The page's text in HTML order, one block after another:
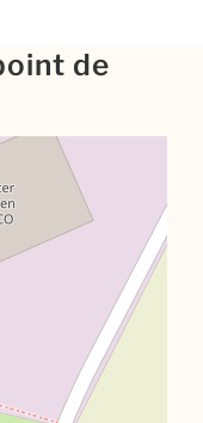
de